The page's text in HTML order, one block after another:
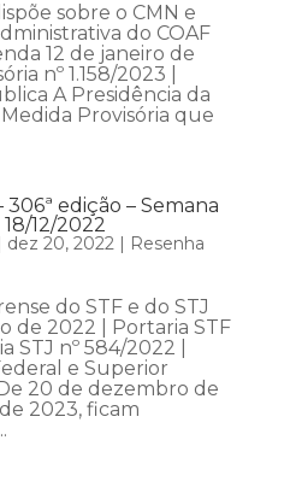
sobre o CMN e
do COAF
12 de janeiro de
nº 1.158/2023 |
A Presidência da
Provisória que
edição – Semana
12/2022
dez 20, 2022| Resenha
do STF e do STJ
de 2022 | Portaria STF
STJ nº 584/2022 |
e Superior
20 de dezembro de
2023, ficam